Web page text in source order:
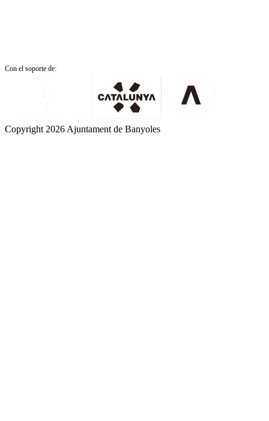
Con el soporte de:
Copyright 2026 Ajuntament de Banyoles